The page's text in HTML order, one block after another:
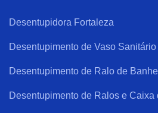
Desentupidora Fortaleza
Desentupimento de Vaso Sanitário
Desentupimento de Ralo de
Desentupimento de Ralos e Caixa